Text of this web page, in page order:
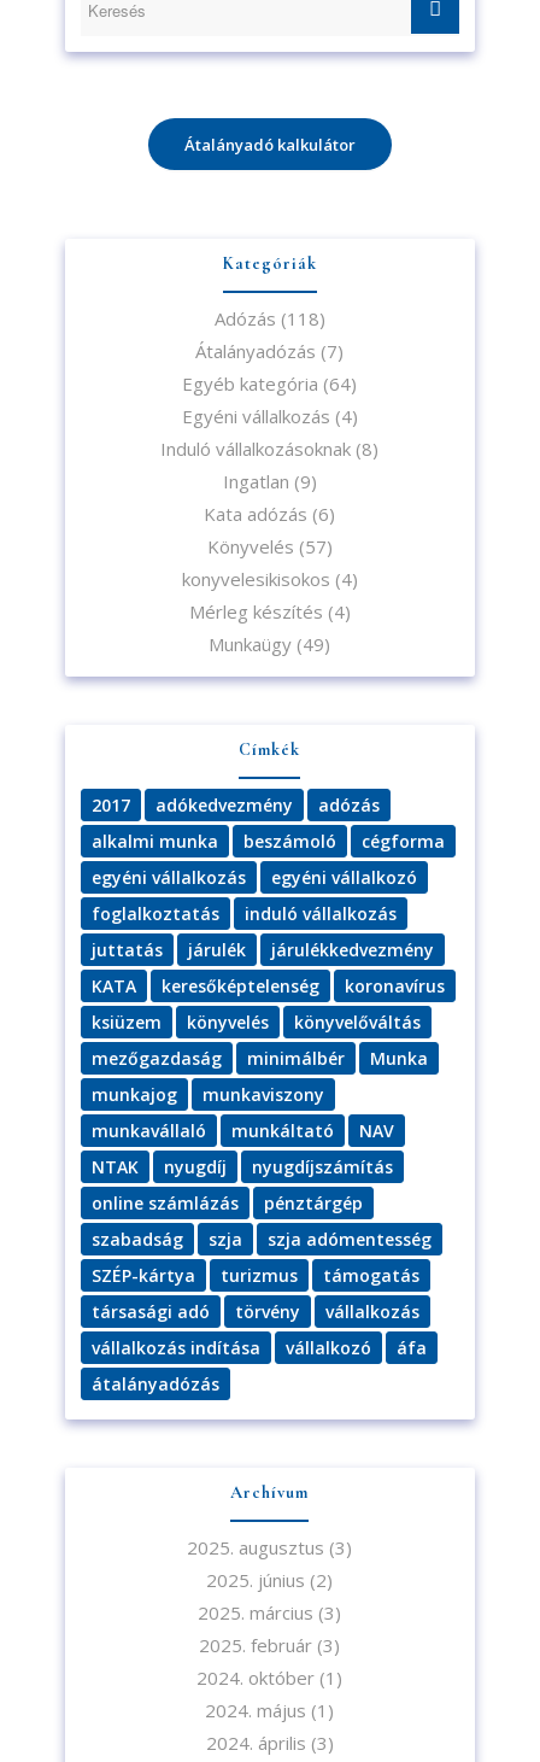
Átalányadó kalkulátor
Kategóriák
Adózás (118)
Átalányadózás (7)
Egyéb kategória (64)
Egyéni vállalkozás (4)
Induló vállalkozásoknak (8)
Ingatlan (9)
Kata adózás (6)
Könyvelés (57)
konyvelesikisokos (4)
Mérleg készítés (4)
Munkaügy (49)
Címkék
2017 adókedvezmény
adózás
alkalmi munka
beszámoló
cégforma
egyéni vállalkozás
egyéni vállalkozó
foglalkoztatás
induló vállalkozás
juttatás
járulék
járulékkedvezmény
KATA
keresőképtelenség
koronavírus
ksiüzem
könyvelés
könyvelőváltás
mezőgazdaság
minimálbér
Munka
munkajog
munkaviszony
munkavállaló
munkáltató
NAV
NTAK
nyugdíj
nyugdíjszámítás
online számlázás
pénztárgép
szabadság
szja
szja adómentesség
SZÉP-kártya
turizmus
támogatás
társasági adó
törvény
vállalkozás
vállalkozás indítása
vállalkozó
áfa
átalányadózás
Archívum
2025. augusztus (3)
2025. június (2)
2025. március (3)
2025. február (3)
2024. október (1)
2024. május (1)
2024. április (3)